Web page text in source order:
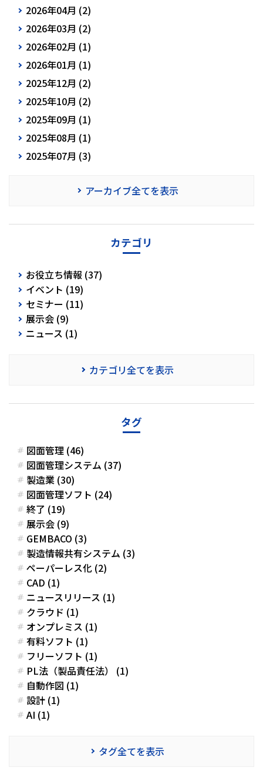
2026年04月 (2)
2026年03月 (2)
2026年02月 (1)
2026年01月 (1)
2025年12月 (2)
2025年10月 (2)
2025年09月 (1)
2025年08月 (1)
2025年07月 (3)
アーカイブ全てを表示
カテゴリ
お役立ち情報 (37)
イベント (19)
セミナー (11)
展示会 (9)
ニュース (1)
カテゴリ全てを表示
タグ
図面管理 (46)
図面管理システム (37)
製造業 (30)
図面管理ソフト (24)
終了 (19)
展示会 (9)
GEMBACO (3)
製造情報共有システム (3)
ペーパーレス化 (2)
CAD (1)
ニュースリリース (1)
クラウド (1)
オンプレミス (1)
有料ソフト (1)
フリーソフト (1)
PL法（製品責任法） (1)
自動作図 (1)
設計 (1)
AI (1)
タグ全てを表示